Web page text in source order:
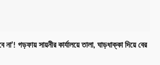
গড়ফায় সায়নীর কার্যালয়ে তালা, ঘাড়ধাক্কা দিয়ে বের